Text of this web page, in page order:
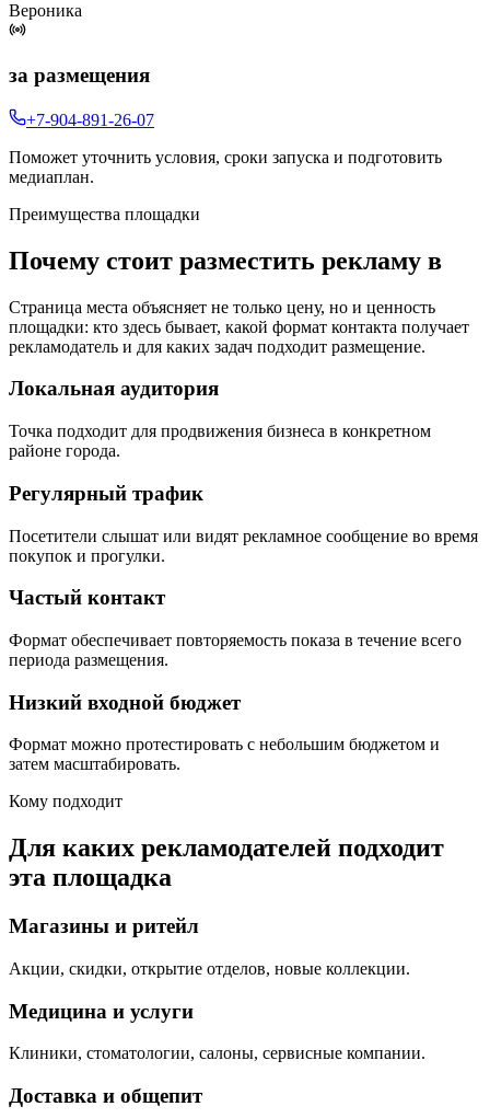
Вероника
за размещения
+7-904-891-26-07
Поможет уточнить условия, сроки запуска и подготовить
медиаплан.
Преимущества площадки
Почему стоит разместить рекламу в
Страница места объясняет не только цену, но и ценность
площадки: кто здесь бывает, какой формат контакта получает
рекламодатель и для каких задач подходит размещение.
Локальная аудитория
Точка подходит для продвижения бизнеса в конкретном
районе города.
Регулярный трафик
Посетители слышат или видят рекламное сообщение во время
покупок и прогулки.
Частый контакт
Формат обеспечивает повторяемость показа в течение всего
периода размещения.
Низкий входной бюджет
Формат можно протестировать с небольшим бюджетом и
затем масштабировать.
Кому подходит
Для каких рекламодателей подходит
эта площадка
Магазины и ритейл
Акции, скидки, открытие отделов, новые коллекции.
Медицина и услуги
Клиники, стоматологии, салоны, сервисные компании.
Доставка и общепит